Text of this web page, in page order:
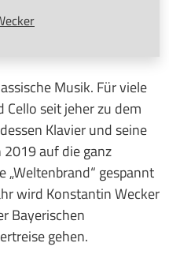
Musik. Für viele
Cello seit jeher zu dem
Klavier und seine
auf die ganz
„Weltenbrand“ gespannt
wird Konstantin Wecker
Bayerischen
gehen.